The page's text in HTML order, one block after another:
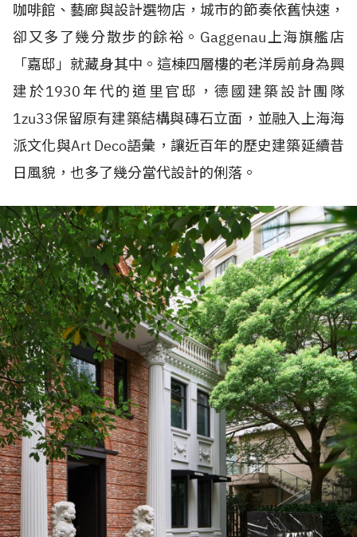
咖啡館、藝廊與設計選物店，城市的節奏依舊快速，
卻又多了幾分散步的餘裕。Gaggenau上海旗艦店
「嘉邸」就藏身其中。這棟四層樓的老洋房前身為興
建於1930年代的道里官邸，德國建築設計團隊
1zu33保留原有建築結構與磚石立面，並融入上海海
派文化與Art Deco語彙，讓近百年的歷史建築延續昔
日風貌，也多了幾分當代設計的俐落。